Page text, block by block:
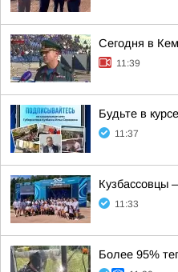
Сегодня в
11:39
Будьте в
11:37
Кузбассовцы
11:33
Более 95%